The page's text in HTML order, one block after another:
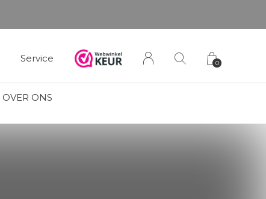
OVER ONS
Service 0